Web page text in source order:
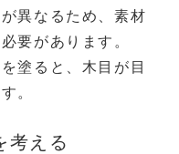
異なるため、素材
要があります。
塗ると、木目が目
。
考える